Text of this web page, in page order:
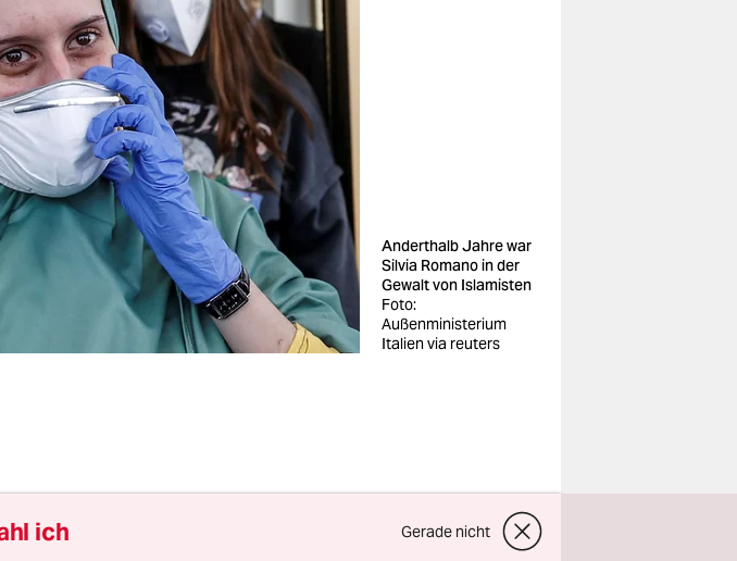
Anderthalb Jahre war
Silvia Romano in der
Gewalt von Islamisten
Foto:
Außenministerium
Italien via reuters
den Silvia Romano äußerte,
Mogadischu eintraf. Fast 18
ich Gerade nicht